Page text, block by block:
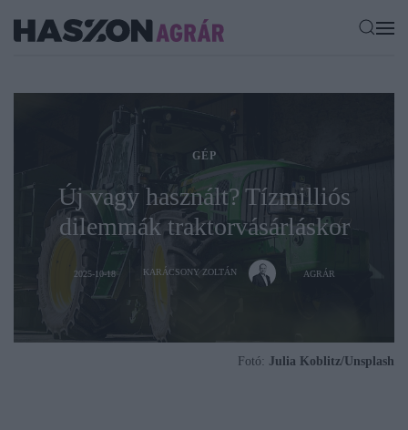
GÉP
Új vagy használt? Tízmilliós
dilemmák traktorvásárláskor
2025-10-18 KARÁCSONY ZOLTÁN AGRÁR
Fotó: Julia Koblitz/Unsplash